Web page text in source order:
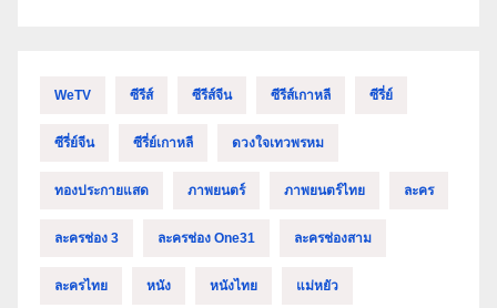
WeTV ซีรีส์ ซีรีส์จีน ซีรีส์เกาหลี ซีรี่ย์
ซีรี่ย์จีน ซีรี่ย์เกาหลี ดวงใจเทวพรหม
ทองประกายแสด ภาพยนตร์ ภาพยนตร์ไทย ละคร
ละครช่อง 3 ละครช่อง One31 ละครช่องสาม
ละครไทย หนัง หนังไทย แม่หยัว